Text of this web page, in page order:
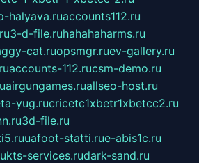
halyava.ruaccounts112.ru
3-d-file.ruhahahaharms.ru
cat.ruopsmgr.ruev-gallery.ru
accounts-112.rucsm-demo.ru
airgungames.ruallseo-host.ru
yug.rucricetc1xbetr1xbetcc2.ru
3d-file.ru
uafoot-statti.rue-abis1c.ru
kts-services.rudark-sand.ru